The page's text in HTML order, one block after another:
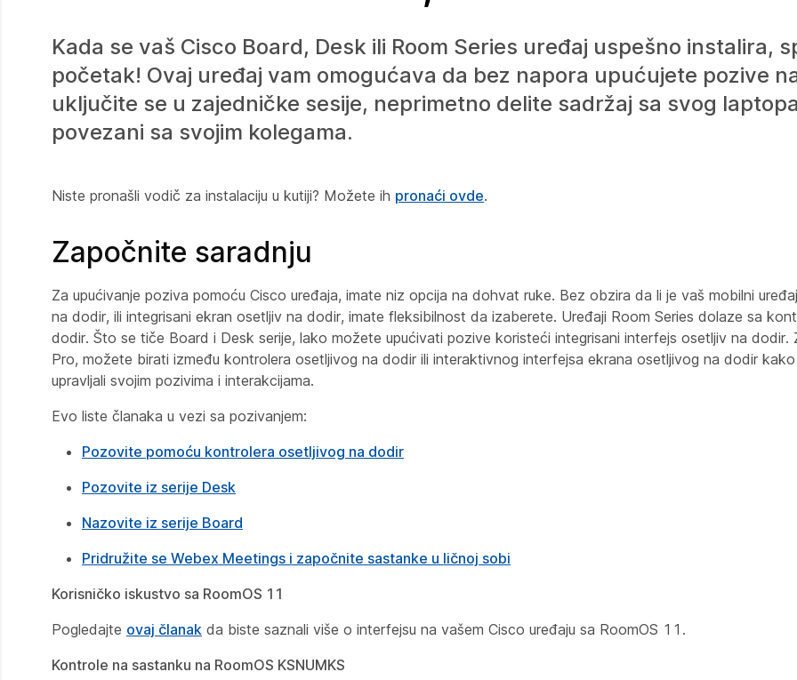
Kada se vaš Cisco Board, Desk ili Room Series uređaj uspešno instalira,
početak! Ovaj uređaj vam omogućava da bez napora upućujete pozive
uključite se u zajedničke sesije, neprimetno delite sadržaj sa svog
povezani sa svojim kolegama.
Niste pronašli vodič za instalaciju u kutiji? Možete ih pronaći ovde.
Započnite saradnju
Za upućivanje poziva pomoću Cisco uređaja, imate niz opcija na dohvat ruke. Bez obzira da li je vaš mobilni
na dodir, ili integrisani ekran osetljiv na dodir, imate fleksibilnost da izaberete. Uređaji Room Series dolaze sa
dodir. Što se tiče Board i Desk serije, lako možete upućivati pozive koristeći integrisani interfejs osetljiv na dodir.
Pro, možete birati između kontrolera osetljivog na dodir ili interaktivnog interfejsa ekrana osetljivog na dodir
upravljali svojim pozivima i interakcijama.
Evo liste članaka u vezi sa pozivanjem:
Pozovite pomoću kontrolera osetljivog na dodir
Pozovite iz serije Desk
Nazovite iz serije Board
Pridružite se Webex Meetings i započnite sastanke u ličnoj sobi
Korisničko iskustvo sa RoomOS 11
Pogledajte ovaj članak da biste saznali više o interfejsu na vašem Cisco uređaju sa RoomOS 11.
Kontrole na sastanku na RoomOS KSNUMKS